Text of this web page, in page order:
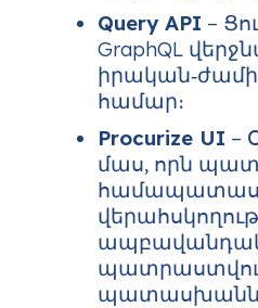
Query API –
GraphQL
իրական‑ժամի
համար։
Procurize UI –
մաս, որն